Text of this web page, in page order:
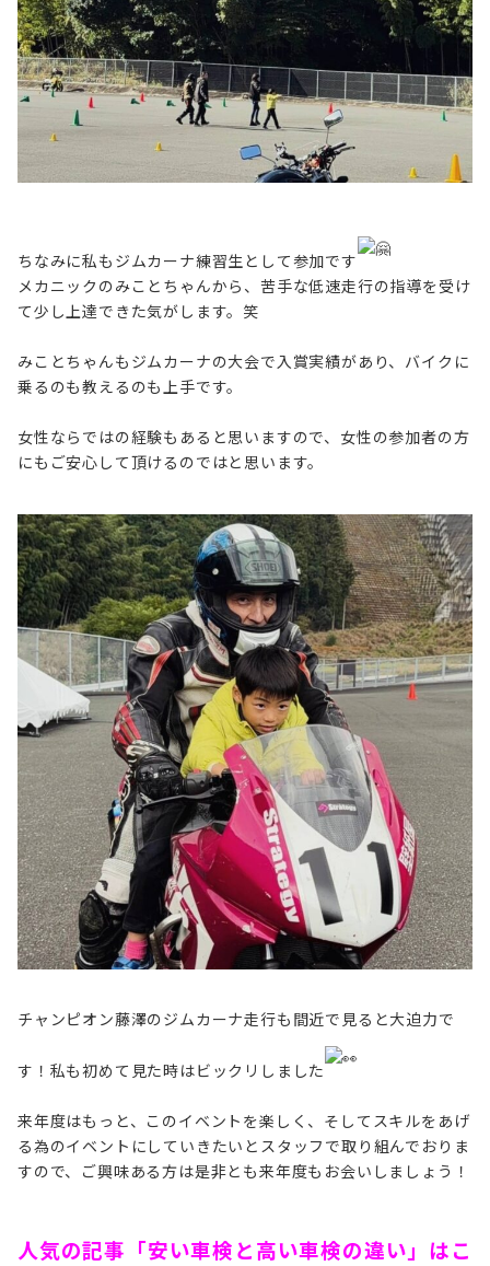
ちなみに私もジムカーナ練習生として参加です
メカニックのみことちゃんから、苦手な低速走行の指導を受け
て少し上達できた気がします。笑
みことちゃんもジムカーナの大会で入賞実績があり、バイクに
乗るのも教えるのも上手です。
女性ならではの経験もあると思いますので、女性の参加者の方
にもご安心して頂けるのではと思います。
チャンピオン藤澤のジムカーナ走行も間近で見ると大迫力で
す！私も初めて見た時はビックリしました
来年度はもっと、このイベントを楽しく、そしてスキルをあげ
る為のイベントにしていきたいとスタッフで取り組んでおりま
すので、ご興味ある方は是非とも来年度もお会いしましょう！
人気の記事「安い車検と高い車検の違い」はこ